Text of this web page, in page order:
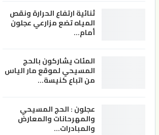
ثنائية ارتفاع الحرارة ونقص
المياه تضع مزارعي عجلون
أمام…
المئات يشاركون بالحج
المسيحي لموقع مار الياس
من اتباع كنيسة…
عجلون : الحج المسيحي
والمهرحانات والمعارض
والمبادرات…